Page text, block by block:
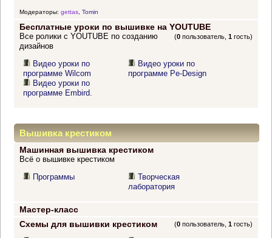
Модераторы: gettas, Tomin
Бесплатные уроки по вышивке на YOUTUBE
(0 пользователь,1 гость)
Все ролики с YOUTUBE по созданию
дизайнов
Видео уроки по
программе Wilcom
Видео уроки по
программе Embird.
Видео уроки по
программе Pe-Design
Вышивка крестиком
Машинная вышивка крестиком
Всё о вышивке крестиком
Программы
Творческая
лаборатория
Мастер-класс
Схемы для вышивки крестиком
(0 пользователь,1 гость)